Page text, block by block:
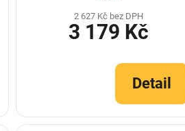
2 627 Kč bez DPH
3 179 Kč
Detail